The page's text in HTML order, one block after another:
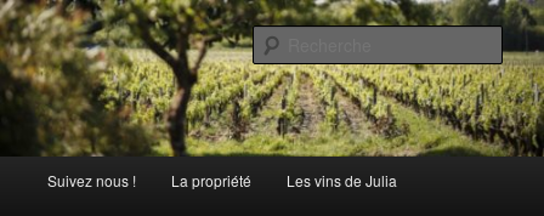
Aller
au
contenu
principal
Aller
au
contenu
secondaireChâteau Julia
La passion comme tradition
principal
Suivez nous ! La propriété Les vins de Julia